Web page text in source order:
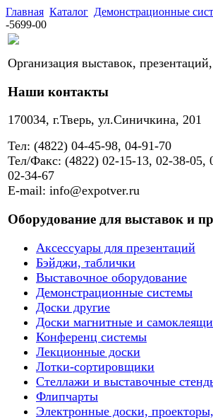
Главная Каталог Демонстрационные
-5699-00
Организация выставок,
Наши контакты
170034, г.Тверь, ул.Синичкина, 201
Тел: (4822) 04-45-98, 04-91-70
Тел/Факс: (4822) 02-15-13, 02-38-05,
02-34-67
E-mail: info@expotver.ru
Оборудование для выставок и
Аксессуары для презентаций
Бэйджи, таблички
Выставочное оборудование
Демонстрационные системы
Доски другие
Доски магнитные и
Конференц системы
Лекционные доски
Лотки-сортировщики
Стеллажи и выставочные
Флипчарты
Электронные доски,